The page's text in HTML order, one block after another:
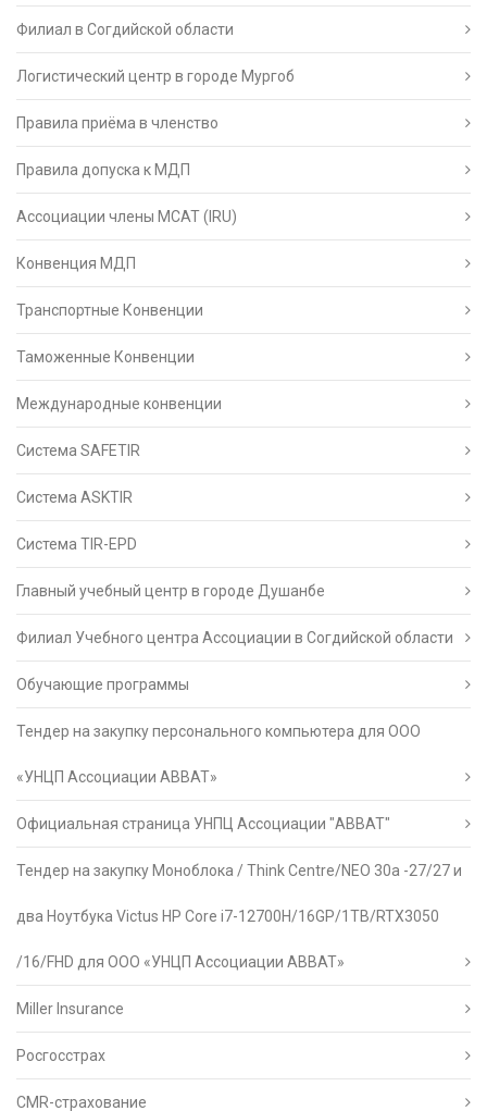
Филиал в Согдийской области
Логистический центр в городе Мургоб
Правила приёма в членство
Правила допуска к МДП
Ассоциации члены МСАТ (IRU)
Конвенция МДП
Транспортные Конвенции
Таможенные Конвенции
Международные конвенции
Система SAFETIR
Система ASKTIR
Система TIR-EPD
Главный учебный центр в городе Душанбе
Филиал Учебного центра Ассоциации в Согдийской области
Обучающие программы
Тендер на закупку персонального компьютера для ООО
«УНЦП Ассоциации АВВАТ»
Официальная страница УНПЦ Ассоциации "АВВАТ"
Тендер на закупку Моноблока / Think Centre/NEO 30a -27/27 и
два Ноутбука Victus HP Core i7-12700H/16GP/1TB/RTX3050
/16/FHD для ООО «УНЦП Ассоциации АВВАТ»
Miller Insurance
Росгосстрах
CMR-страхование